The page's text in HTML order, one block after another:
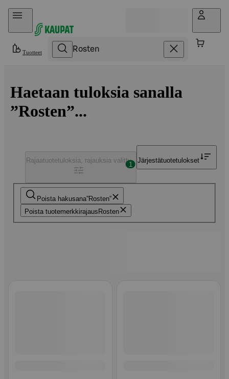
Hyppää sisältöön
Tuotteet
Haetaan tuloksia sanalla
”Rosten”...
Poista hakusana Rosten
Poista tuotemerkkirajaus Rosten
Rajaatuotetuloksia, rajauksia valittu
1
Järjestätuotetulokset